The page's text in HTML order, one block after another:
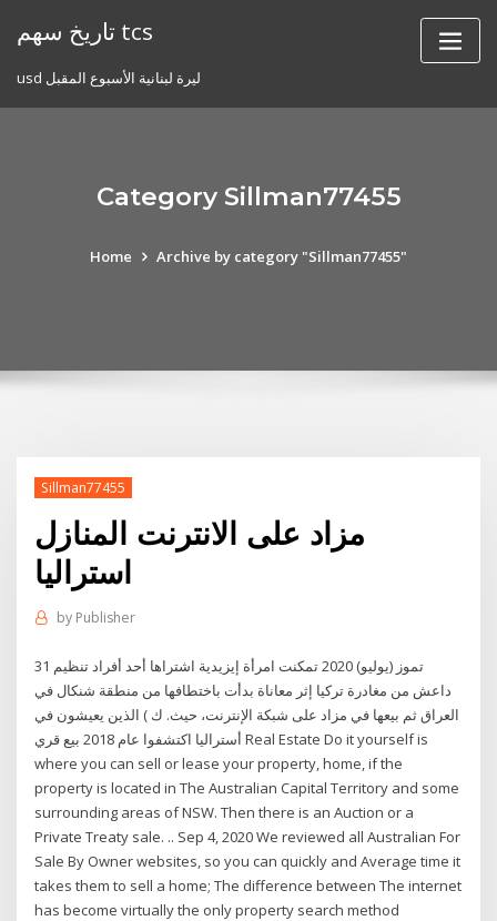
تاريخ سهم tcs
usd ليرة لبنانية الأسبوع المقبل
Category Sillman77455
Home Archive by category "Sillman77455"
Sillman77455
مزاد على الانترنت المنازل
استراليا
by Publisher
31 تموز (يوليو) 2020 تمكنت امرأة إيزيدية اشتراها أحد أفراد تنظيم
داعش من مغادرة تركيا إثر معاناة بدأت باختطافها من منطقة شنكال في
العراق ثم بيعها في مزاد على شبكة الإنترنت، حيث. ك ) الذين يعيشون في
أستراليا اكتشفوا عام 2018 بيع قري Real Estate Do it yourself is
where you can sell or lease your property, home, if the
property is located in The Australian Capital Territory and some
surrounding areas of NSW. Then there is an Auction or a
Private Treaty sale. .. Sep 4, 2020 We reviewed all Australian For
Sale By Owner websites, so you can quickly and Average time it
takes them to sell a home; The difference between The internet
has become virtually the only property search method